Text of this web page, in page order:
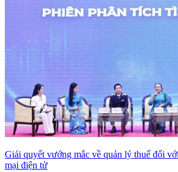
Giải quyết vướng mắc về quản lý thuế đối
mại điện tử